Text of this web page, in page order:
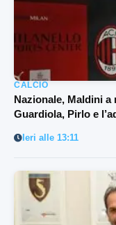
CALCIO
Nazionale, Maldini
Guardiola, Pirlo e
Ieri alle 13:11